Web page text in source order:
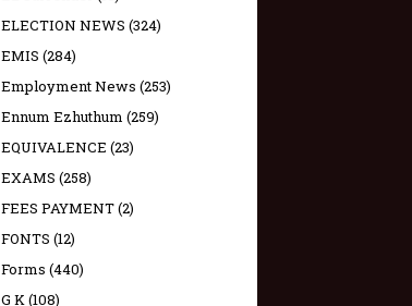
ELECTION NEWS (324)
EMIS (284)
Employment News (253)
Ennum Ezhuthum (259)
EQUIVALENCE (23)
EXAMS (258)
FEES PAYMENT(2)
FONTS (12)
Forms (440)
G K(108)